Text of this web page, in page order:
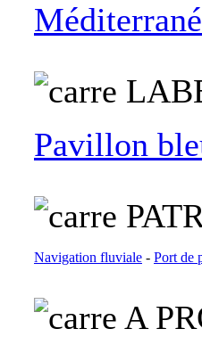
L
Pavillon
Navigation fluviale - Port de
A